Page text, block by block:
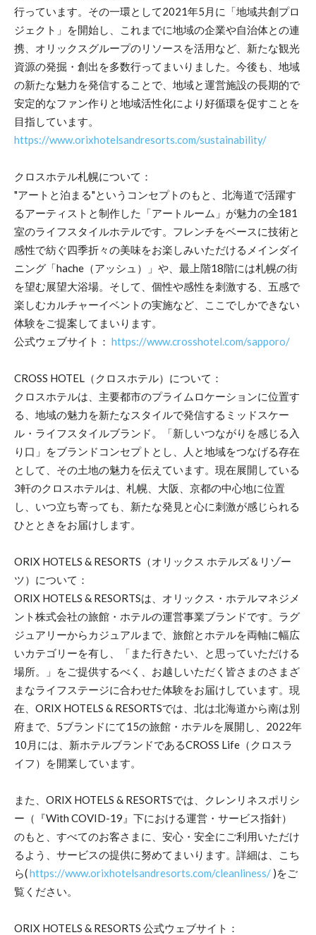
行っています。その一環として2021年5月に「地域共創プロ
ジェクト」を開始し、これまでに地域の企業や自治体との連
携、オリックスグループのリソースを活用など、新たな観光
資源の発掘・創出を多数行ってまいりました。今後も、地域
の新たな魅力を発信することで、地域と運営施設の長期的で
安定的なファン作りと地域活性化により好循環を促すことを
目指しています。
https://www.orixhotelsandresorts.com/sustainability/
クロスホテル札幌について：
"アートと泊まる"というコンセプトのもと、北海道で活躍す
るアーティストと制作した「アートルーム」が魅力の全181
室のライフスタイルホテルです。フレンチをベースに技術と
感性で紡ぐ四季折々の美味をお楽しみいただけるメインダイ
ニング「hache（アッシュ）」や、最上階18階には札幌の街
を望む展望大浴場。そして、個性や感性を刺激する、五感で
楽しむカルチャーイベントの実施など、ここでしかできない
体験をご提案してまいります。
公式ウェブサイト： https://www.crosshotel.com/sapporo/
CROSS HOTEL（クロスホテル）について：
クロスホテルは、主要都市のプライムロケーションに位置す
る、地域の魅力を新たなスタイルで発信するミッドスケー
ル・ライフスタイルブランド。「新しいつながりを感じる入
り口」をブランドコンセプトとし、人と地域をつなげる存在
として、その土地の魅力を伝えています。現在展開している
3軒のクロスホテルは、札幌、大阪、京都の中心地に位置
し、いつ立ち寄っても、新たな発見と心に刺激が感じられる
ひとときをお届けします。
ORIX HOTELS & RESORTS（オリックス ホテルズ＆リゾー
ツ）について：
ORIX HOTELS & RESORTSは、オリックス・ホテルマネジメ
ント株式会社の旅館・ホテルの運営事業ブランドです。ラグ
ジュアリーからカジュアルまで、旅館とホテルを両軸に幅広
いカテゴリーを有し、「また行きたい、と思っていただける
場所。」をご提供するべく、お越しいただく皆さまのさまざ
まなライフステージに合わせた体験をお届けしています。現
在、ORIX HOTELS & RESORTSでは、北は北海道から南は別
府まで、5ブランドにて15の旅館・ホテルを展開し、2022年
10月には、新ホテルブランドであるCROSS Life（クロスラ
イフ）を開業しています。
また、ORIX HOTELS & RESORTSでは、クレンリネスポリシ
ー（『With COVID-19』下における運営・サービス指針）
のもと、すべてのお客さまに、安心・安全にご利用いただけ
るよう、サービスの提供に努めてまいります。詳細は、こち
ら(https://www.orixhotelsandresorts.com/cleanliness/ )をご
覧ください。
ORIX HOTELS & RESORTS 公式ウェブサイト：